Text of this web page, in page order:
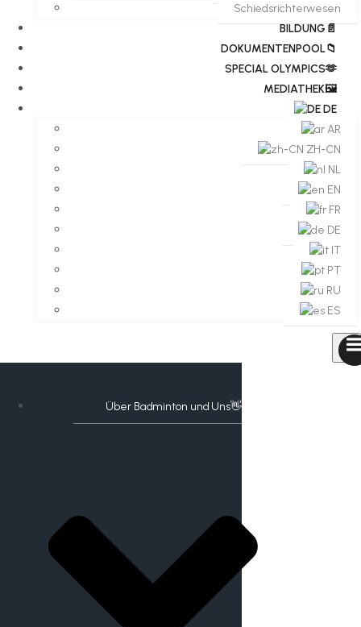
Schiedsrichterwesen
BILDUNG📄
DOKUMENTENPOOL📁
​​SPECIAL OLYMPICS🫶
MEDIATHEK🖼️​
DE
AR
ZH-CN
NL
EN
FR
DE
IT
PT
RU
ES
Über Badminton und Uns👋